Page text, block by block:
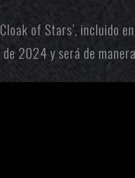
of Stars’, incluido
2024 y será de